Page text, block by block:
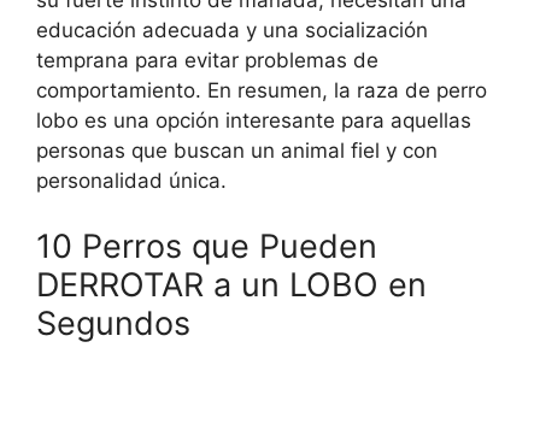
educación adecuada y una socialización
temprana para evitar problemas de
comportamiento. En resumen, la raza de perro
lobo es una opción interesante para aquellas
personas que buscan un animal fiel y con
personalidad única.
10 Perros que Pueden
DERROTAR a un LOBO en
Segundos